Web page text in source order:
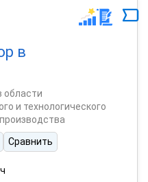
в
области
и технологического
Сравнить